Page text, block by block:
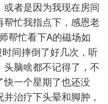
者是因为我现在房间
忙我指点下，感恩老
帮忙看下A的磁场如
间摔倒了好几次，听
脑啥都不记得了，不
快一个星期了也还没
治疗下头晕和脚肿，